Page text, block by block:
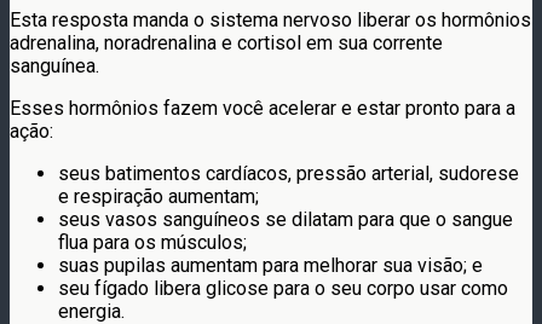
Esta resposta manda o sistema nervoso liberar os hormônios
adrenalina, noradrenalina e cortisol em sua corrente
sanguínea.
Esses hormônios fazem você acelerar e estar pronto para a
ação:
seus batimentos cardíacos, pressão arterial, sudorese
e respiração aumentam;
seus vasos sanguíneos se dilatam para que o sangue
flua para os músculos;
suas pupilas aumentam para melhorar sua visão; e
seu fígado libera glicose para o seu corpo usar como
energia.